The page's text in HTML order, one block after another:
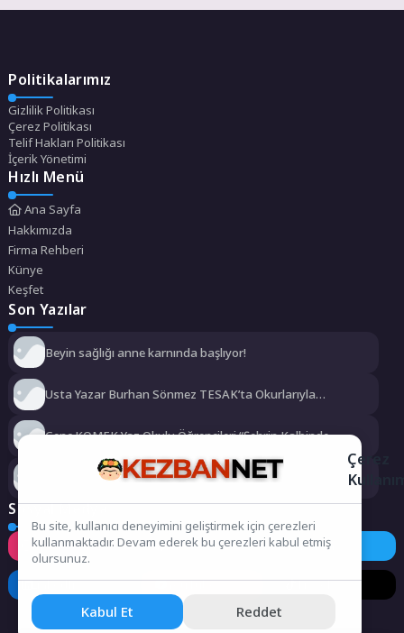
Politikalarımız
Gizlilik Politikası
Çerez Politikası
Telif Hakları Politikası
İçerik Yönetimi
Hızlı Menü
Ana Sayfa
Hakkımızda
Firma Rehberi
Künye
Keşfet
Son Yazılar
Beyin sağlığı anne karnında başlıyor!
Usta Yazar Burhan Sönmez TESAK’ta Okurlarıyla
Genç KOMEK Yaz Okulu Öğrencileri “Şehrin Kalbinde
Dünyanın en ince ve en güçlü katlanabilir amiral gemisi
Sosyal Medya
Instagram Facebook Twitter
LinkedIn YouTube TikTok
Çerez
Bu site, kullanıcı deneyimini geliştirmek için çerezleri
kullanmaktadır. Devam ederek bu çerezleri kabul etmiş
olursunuz.
Kabul Et Reddet